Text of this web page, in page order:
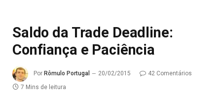
Saldo da Trade Deadline:
Confiança e Paciência
Por Rômulo Portugal 20/02/2015
42 Comentários
7 Mins de leitura